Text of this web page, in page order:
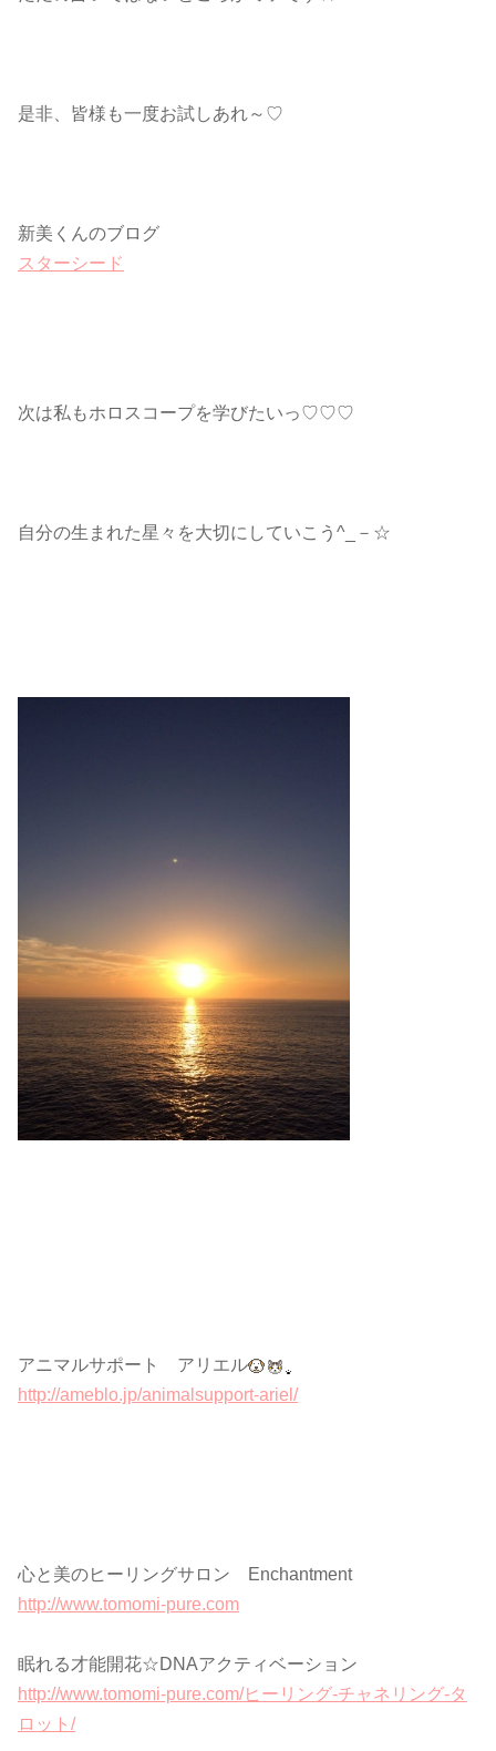
是非、皆様も一度お試しあれ～♡
新美くんのブログ
スターシード
次は私もホロスコープを学びたいっ♡♡♡
自分の生まれた星々を大切にしていこう^_－☆
アニマルサポート アリエル
http://ameblo.jp/animalsupport-ariel/
心と美のヒーリングサロン Enchantment
http://www.tomomi-pure.com
眠れる才能開花☆DNAアクティベーション
http://www.tomomi-pure.com/ヒーリング-チャネリング-タ
ロット/